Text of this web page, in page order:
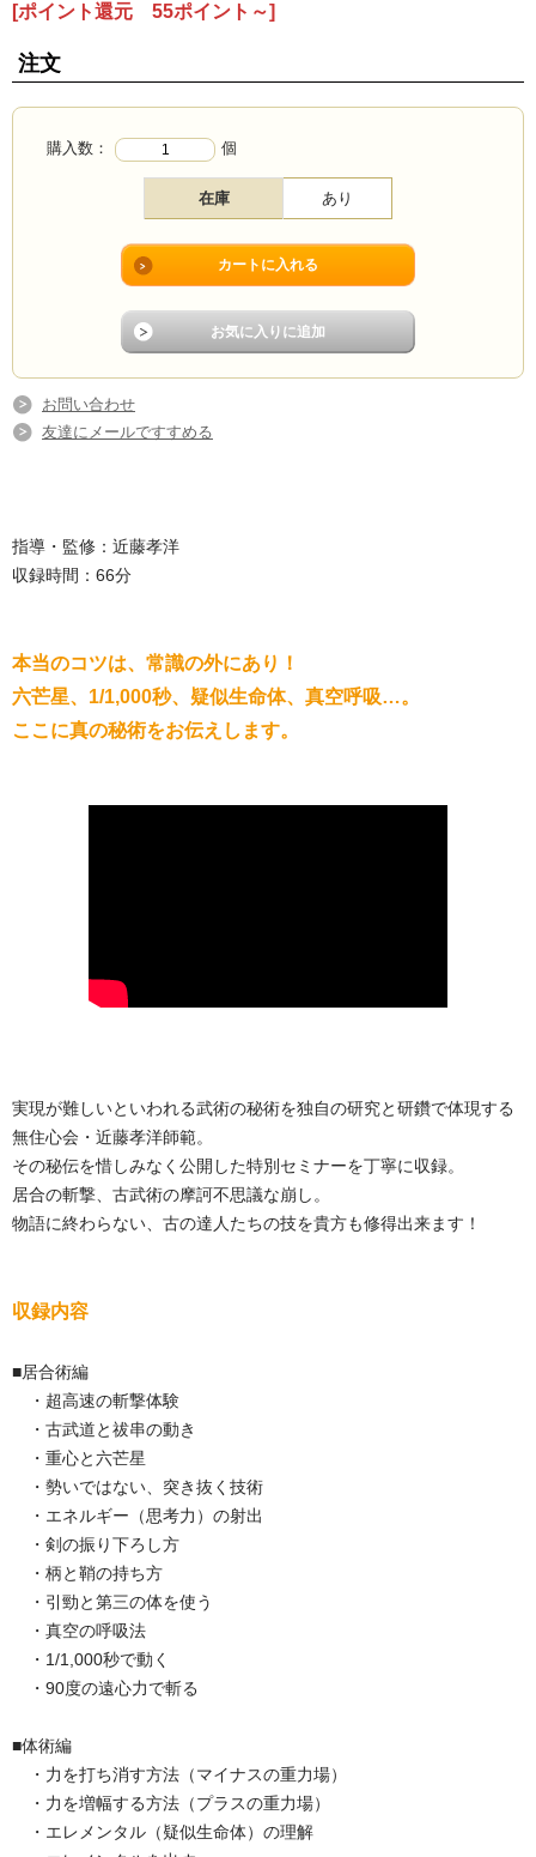
[ポイント還元 55ポイント～]
注文
購入数： 個
在庫 あり
お問い合わせ
友達にメールですすめる
指導・監修：近藤孝洋
収録時間：66分
本当のコツは、常識の外にあり！
六芒星、1/1,000秒、疑似生命体、真空呼吸…。
ここに真の秘術をお伝えします。
実現が難しいといわれる武術の秘術を独自の研究と研鑽で体現する
無住心会・近藤孝洋師範。
その秘伝を惜しみなく公開した特別セミナーを丁寧に収録。
居合の斬撃、古武術の摩訶不思議な崩し。
物語に終わらない、古の達人たちの技を貴方も修得出来ます！
収録内容
■居合術編
・超高速の斬撃体験
・古武道と祓串の動き
・重心と六芒星
・勢いではない、突き抜く技術
・エネルギー（思考力）の射出
・剣の振り下ろし方
・柄と鞘の持ち方
・引勁と第三の体を使う
・真空の呼吸法
・1/1,000秒で動く
・90度の遠心力で斬る
■体術編
・力を打ち消す方法（マイナスの重力場）
・力を増幅する方法（プラスの重力場）
・エレメンタル（疑似生命体）の理解